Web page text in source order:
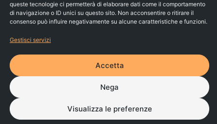
queste tecnologie ci permetterà di elaborare dati come il comportamento
di navigazione o ID unici su questo sito. Non acconsentire o ritirare il
consenso può influire negativamente su alcune caratteristiche e funzioni.
Gestisci servizi
Accetta
Nega
Visualizza le preferenze
Fondi Pensione e soggetto alla vigilanza della COVIP
© 2026 | Made by
PRIVACY POLICY
COOKIE POLICY
WHISTLEBLOWING
RECLAMI